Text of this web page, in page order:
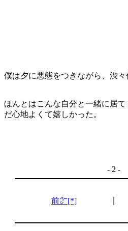
僕は夕に悪態をつきながら、渋
ほんとはこんな自分と一緒に居
だ心地よくて嬉しかった。
- 2 -
前㌻[*]